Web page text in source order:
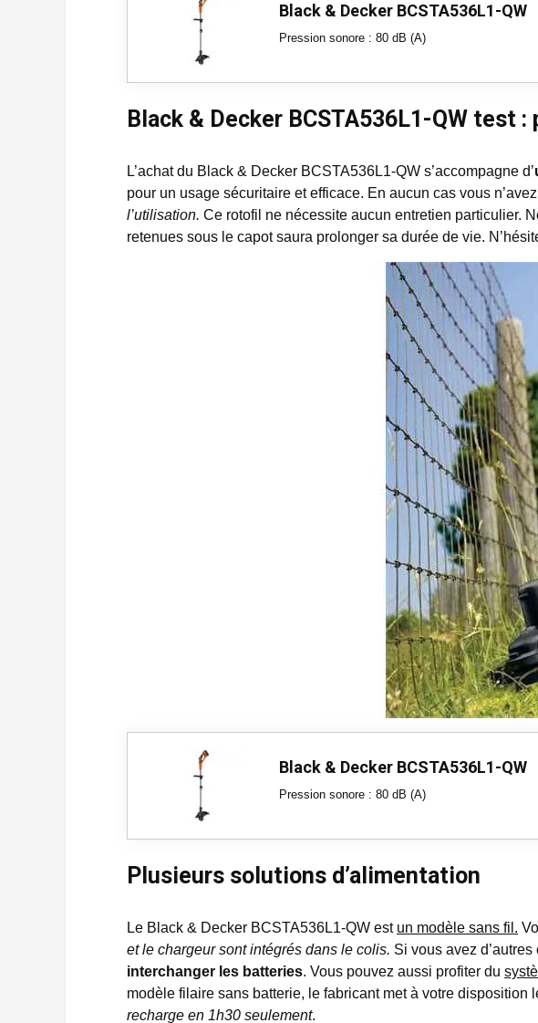
Black & Decker BCSTA536L1-QW
Pression sonore : 80 dB (A)
Black & Decker BCSTA536L1-QW
L’achat du Black & Decker BCSTA536L1-QW s’accompagne d’
pour un usage sécuritaire et efficace. En aucun cas vous
l’utilisation. Ce rotofil ne nécessite aucun entretien particulier.
retenues sous le capot saura prolonger sa durée de vie.
Black & Decker BCSTA536L1-QW
Pression sonore : 80 dB (A)
Plusieurs solutions d’alimentation
Le Black & Decker BCSTA536L1-QW est un modèle sans fil.
et le chargeur sont intégrés dans le colis. Si vous avez
interchanger les batteries. Vous pouvez aussi profiter du
modèle filaire sans batterie, le fabricant met à votre disposition
recharge en 1h30 seulement.